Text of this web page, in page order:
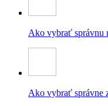
Ako vybrať správnu
Ako vybrať správne